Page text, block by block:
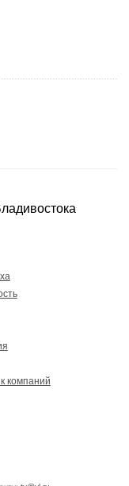
компаний